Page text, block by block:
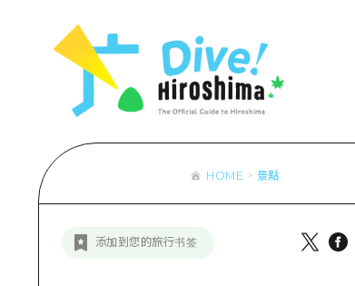
HOME 景點
添加到您的旅行书签